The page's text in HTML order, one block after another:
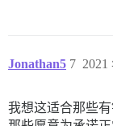
Jonathan5 2021
7
我想这适合那些